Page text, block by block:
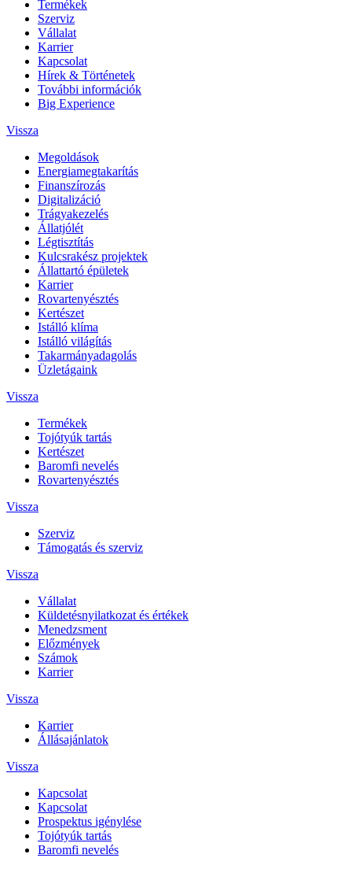
Termékek
Szerviz
Vállalat
Karrier
Kapcsolat
Hírek & Történetek
További információk
Big Experience
Vissza
Megoldások
Energiamegtakarítás
Finanszírozás
Digitalizáció
Trágyakezelés
Állatjólét
Légtisztítás
Kulcsrakész projektek
Állattartó épületek
Karrier
Rovartenyésztés
Kertészet
Istálló klíma
Istálló világítás
Takarmányadagolás
Üzletágaink
Vissza
Termékek
Tojótyúk tartás
Kertészet
Baromfi nevelés
Rovartenyésztés
Vissza
Szerviz
Támogatás és szerviz
Vissza
Vállalat
Küldetésnyilatkozat és értékek
Menedzsment
Előzmények
Számok
Karrier
Vissza
Karrier
Állásajánlatok
Vissza
Kapcsolat
Kapcsolat
Prospektus igénylése
Tojótyúk tartás
Baromfi nevelés